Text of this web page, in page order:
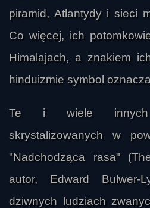
piramid, Atlantydy i sieci
Co więcej, ich
Himalajach, a znakiem
hinduizmie symbol
Te i wiele innych
skrystalizowanych w
"Nadchodząca rasa"
autor, Edward Bulwer-
dziwnych ludziach